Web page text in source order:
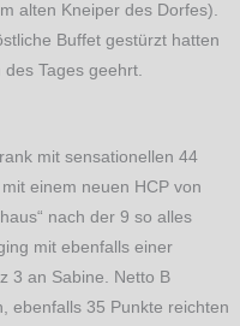
alten Kneiper des Dorfes).
Buffet gestürzt hatten
Tages geehrt.
mit sensationellen 44
einem neuen HCP von
nach der 9 so alles
mit ebenfalls einer
3 an Sabine. Netto B
ebenfalls 35 Punkte reichten